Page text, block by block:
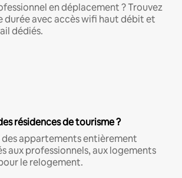
en déplacement ? Trouvez
durée avec accès wifi haut débit et
dédiés.
résidences de tourisme ?
appartements entièrement
aux professionnels, aux logements
le relogement.